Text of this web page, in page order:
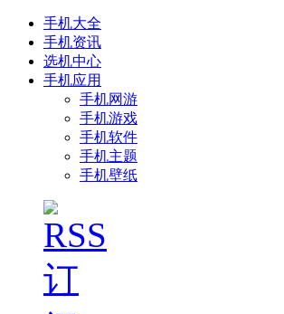
手机大全
手机资讯
选机中心
手机应用
手机网游
手机游戏
手机软件
手机主题
手机壁纸